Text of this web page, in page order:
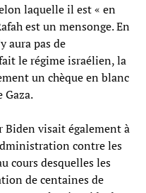
laquelle il est « en
est un mensonge. En
aura pas de
le régime israélien, la
un chèque en blanc
Gaza.
visait également à
contre les
cours desquelles les
de centaines de